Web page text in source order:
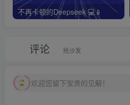
不再卡顿的Deepseek 💻📱
评论 抢沙发
欢迎您留下宝贵的见解！